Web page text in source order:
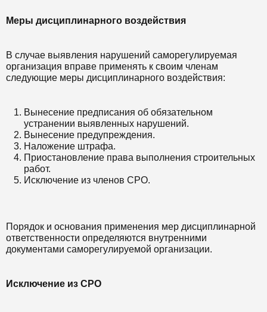
Меры дисциплинарного воздействия
В случае выявления нарушений саморегулируемая
организация вправе применять к своим членам
следующие меры дисциплинарного воздействия:
Вынесение предписания об обязательном
устранении выявленных нарушений.
Вынесение предупреждения.
Наложение штрафа.
Приостановление права выполнения строительных
работ.
Исключение из членов СРО.
Порядок и основания применения мер дисциплинарной
ответственности определяются внутренними
документами саморегулируемой организации.
Исключение из СРО